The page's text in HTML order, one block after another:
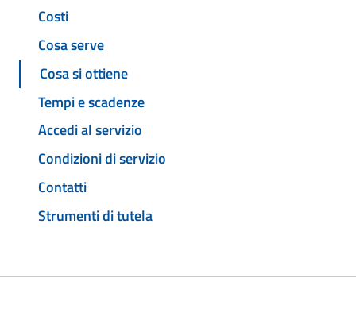
Costi
Cosa serve
Cosa si ottiene
Tempi e scadenze
Accedi al servizio
Condizioni di servizio
Contatti
Strumenti di tutela